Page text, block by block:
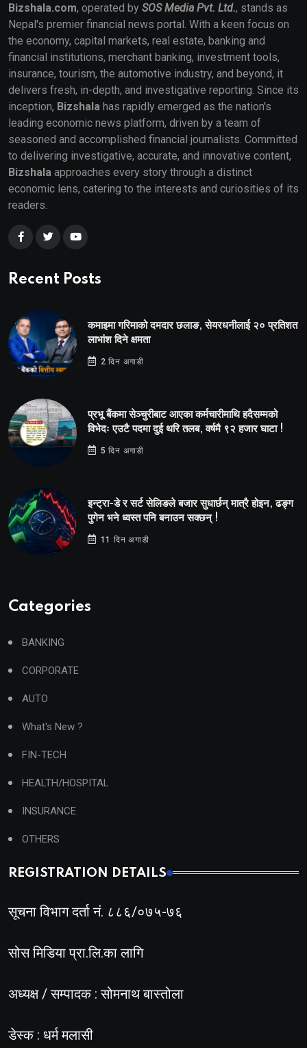
Bizshala.com, operated by SOS Media Pvt. Ltd., stands as
Nepal's premier financial news portal. With a keen focus on
the economy, capital markets, real estate, banking and
financial institutions, merchant banking, investment tools,
insurance, tourism, the automotive industry, and beyond, it
delivers fresh, in-depth, and investigative reporting. Since its
inception, Bizshala has rapidly emerged as the nation's
leading economic news platform, driven by a team of
seasoned and accomplished financial journalists. Committed
to delivering investigative, accurate, and innovative content,
Bizshala approaches every story through a distinct
economic lens, catering to the interests and curiosities of its
readers.
Recent Posts
कमाइमा गरिमाको दमदार छलाङ, सेयरधनीलाई २० प्रतिशत
लाभांश दिने क्षमता
2 दिन अगाडी
प्रभू बैंकमा सेञ्चुरीबाट आएका कर्मचारीमाथि हदैसम्मको
विभेदः एउटै पदमा दुई थरि तलब, वर्षमै ९२ हजार घाटा !
5 दिन अगाडी
इन्ट्रा-डे र सर्ट सेलिङले बजार सुधार्छन् मात्रै होइन, ढङ्ग
पुगेन भने ध्वस्त पनि बनाउन सक्छन् !
11 दिन अगाडी
Categories
BANKING
CORPORATE
AUTO
What's New ?
FIN-TECH
HEALTH/HOSPITAL
INSURANCE
OTHERS
REGISTRATION DETAILS
सूचना विभाग दर्ता नं. ८८६/०७५-७६
सोस मिडिया प्रा.लि.का लागि
अध्यक्ष / सम्पादक : सोमनाथ बास्तोला
डेस्क : धर्म मलासी